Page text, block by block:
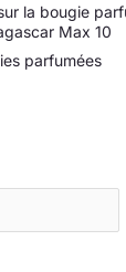
la bougie
Max 10
parfumées